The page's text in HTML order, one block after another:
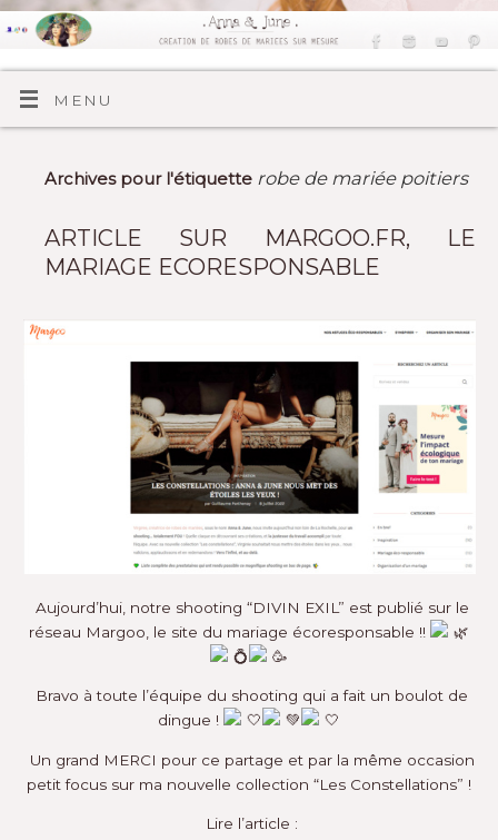
MENU
Archives pour l'étiquette robe de mariée poitiers
ARTICLE SUR MARGOO.FR, LE
MARIAGE ECORESPONSABLE
Aujourd’hui, notre shooting “DIVIN EXIL” est publié sur le
réseau Margoo , le site du mariage écoresponsable !!
Bravo à toute l’équipe du shooting qui a fait un boulot de
dingue !
Un grand MERCI pour ce partage et par la même occasion
petit focus sur ma nouvelle collection “Les Constellations” !
Lire l’article :